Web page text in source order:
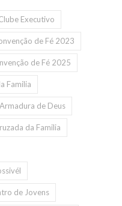
Executivo
de Fé 2023
de Fé 2025
Familia
de Deus
da Familia
de Jovens